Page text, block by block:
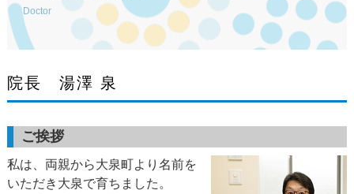
Doctor
院長 湯澤 泉
ご挨拶
私は、両親から大泉町より名前を
いただき大泉で育ちました。